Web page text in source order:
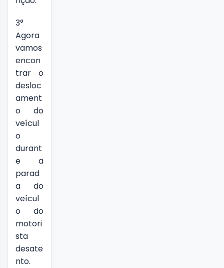
3°
Agora
vamos
encon
trar o
desloc
ament
o do
veícul
o
durant
e a
parad
a do
veícul
o do
motori
sta
desate
nto.